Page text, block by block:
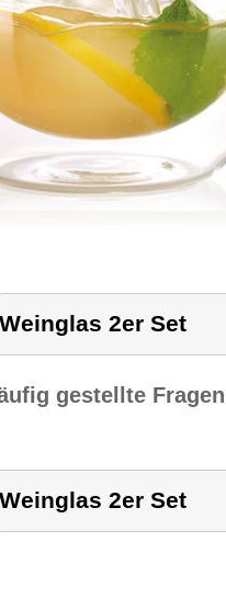
Weinglas 2er Set
gestellte
Weinglas 2er Set